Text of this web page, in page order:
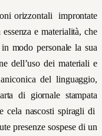
orizzontali improntate
e materialità, che
modo personale la sua
dell’uso dei materiali e
del linguaggio,
di giornale stampata
cela nascosti spiragli di
presenze sospese di un